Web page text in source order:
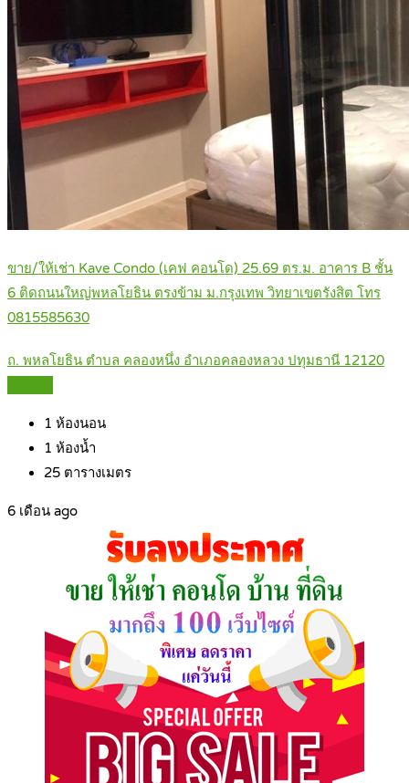
ขาย/ให้เช่า Kave Condo (เคฟ คอนโด) 25.69 ตร.ม. อาคาร B ชั้น
6 ติดถนนใหญ่พหลโยธิน ตรงข้าม ม.กรุงเทพ วิทยาเขตรังสิต โทร
0815585630
ถ. พหลโยธิน ตำบล คลองหนึ่ง อำเภอคลองหลวง ปทุมธานี 12120
1 ห้องนอน
1 ห้องน้ำ
25 ตารางเมตร
6 เดือน ago